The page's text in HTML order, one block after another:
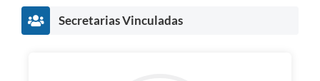
Secretarias Vinculadas